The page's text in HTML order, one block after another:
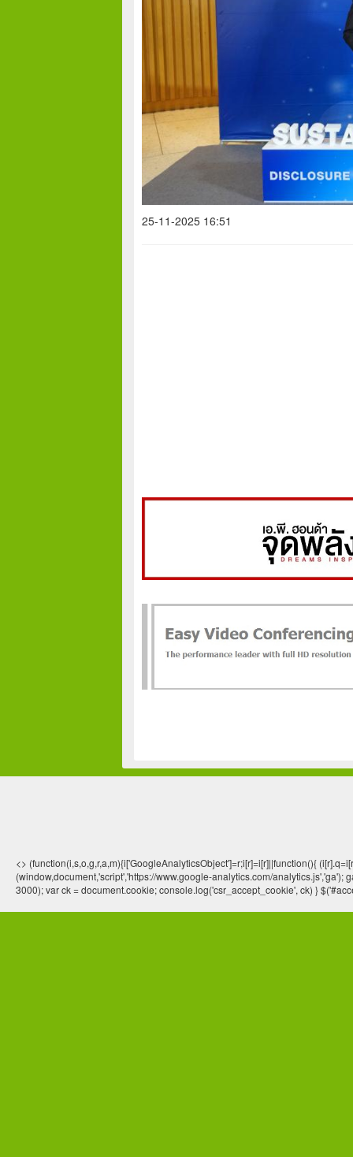
25-11-2025 16:51
<> (function(i,s,o,g,r,a,m){i['GoogleAnalyticsObject']=r;i[r]=i[r]||function(){
(window,document,'script','https://www.google-analytics.com/
3000); var ck = document.cookie; console.log('csr_accept_cookie', ck) }